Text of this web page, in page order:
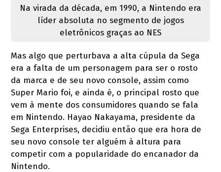
Na virada da década, em 1990, a Nintendo era
líder absoluta no segmento de jogos
eletrônicos graças ao NES
Mas algo que perturbava a alta cúpula da Sega
era a falta de um personagem para ser o rosto
da marca e de seu novo console, assim como
Super Mario foi, e ainda é, o principal rosto que
vem à mente dos consumidores quando se fala
em Nintendo. Hayao Nakayama, presidente da
Sega Enterprises, decidiu então que era hora de
seu novo console ter alguém à altura para
competir com a popularidade do encanador da
Nintendo.